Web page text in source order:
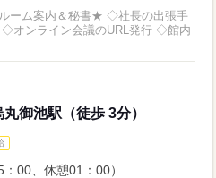
＆秘書★ ◇社長の出張手
オンライン会議のURL発行 ◇館内
御池駅（徒歩 3分）
00、休憩01：00）...